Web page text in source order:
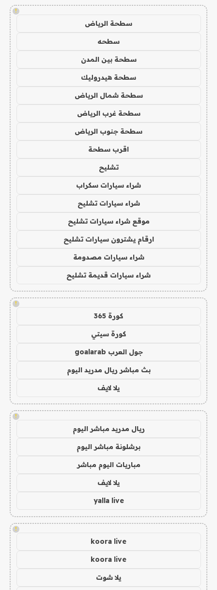
!
سطحة الرياض
سطحه
سطحة بين المدن
سطحة هيدروليك
سطحة شمال الرياض
سطحة غرب الرياض
سطحة جنوب الرياض
اقرب سطحة
تشليح
شراء سيارات سكراب
شراء سيارات تشليح
موقع شراء سيارات تشليح
ارقام يشترون سيارات تشليح
شراء سيارات مصدومة
شراء سيارات قديمة تشليح
!
كورة 365
كورة سيتي
جول العرب goalarab
بث مباشر ريال مدريد اليوم
يلا لايف
!
ريال مدريد مباشر اليوم
برشلونة مباشر اليوم
مباريات اليوم مباشر
يلا لايف
yalla live
!
koora live
koora live
يلا شوت